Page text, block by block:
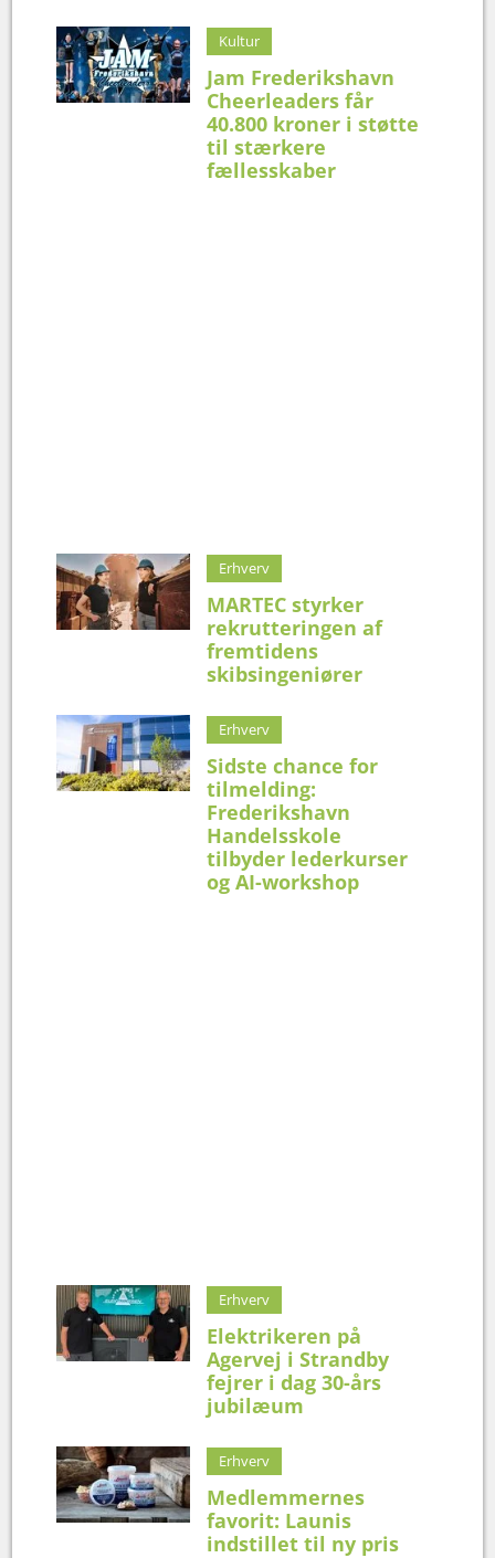
Kultur
Jam Frederikshavn
Cheerleaders får
40.800 kroner i støtte
til stærkere
fællesskaber
Erhverv
MARTEC styrker
rekrutteringen af
fremtidens
skibsingeniører
Erhverv
Sidste chance for
tilmelding:
Frederikshavn
Handelsskole
tilbyder lederkurser
og AI-workshop
Erhverv
Elektrikeren på
Agervej i Strandby
fejrer i dag 30-års
jubilæum
Erhverv
Medlemmernes
favorit: Launis
indstillet til ny pris